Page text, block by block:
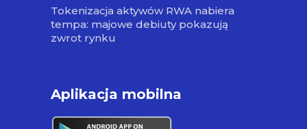
Tokenizacja aktywów RWA nabiera
tempa: majowe debiuty pokazują
zwrot rynku
Aplikacja mobilna